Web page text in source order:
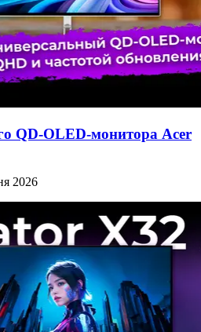
QD-OLED-монитора Acer
2026